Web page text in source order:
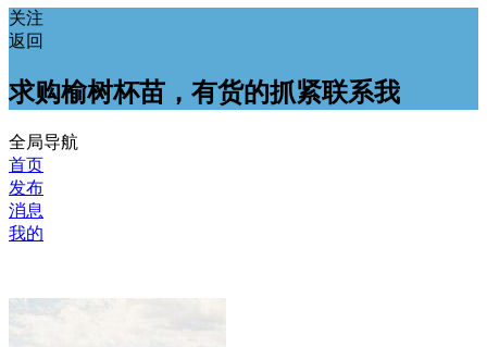
关注
返回
求购榆树杯苗，有货的抓紧联系我
全局导航
首页
发布
消息
我的